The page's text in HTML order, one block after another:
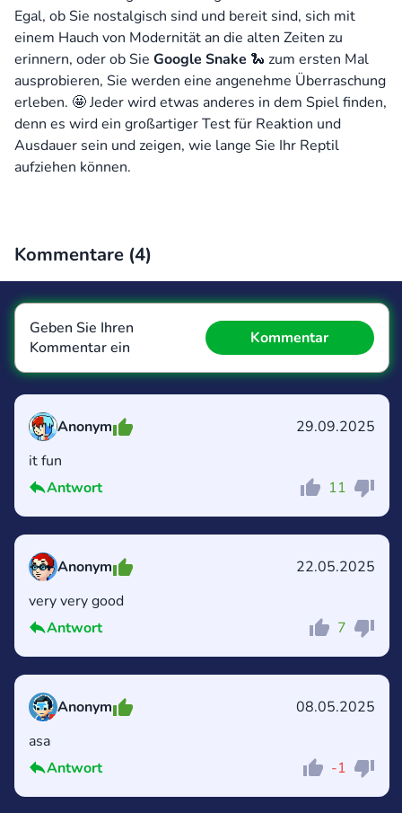
Egal, ob Sie nostalgisch sind und bereit sind, sich mit
einem Hauch von Modernität an die alten Zeiten zu
erinnern, oder ob Sie Google Snake 🐍 zum ersten Mal
ausprobieren, Sie werden eine angenehme Überraschung
erleben. 🤩 Jeder wird etwas anderes in dem Spiel finden,
denn es wird ein großartiger Test für Reaktion und
Ausdauer sein und zeigen, wie lange Sie Ihr Reptil
aufziehen können.
Kommentare (4)
Anonym
29.09.2025
it fun
Antwort
11
Abbrechen Kommentar
Anonym
22.05.2025
very very good
Antwort
7
Abbrechen Kommentar
Anonym
08.05.2025
asa
Antwort
-1
Geben Sie Ihren
Kommentar ein
Kommentar
Abbrechen Kommentar